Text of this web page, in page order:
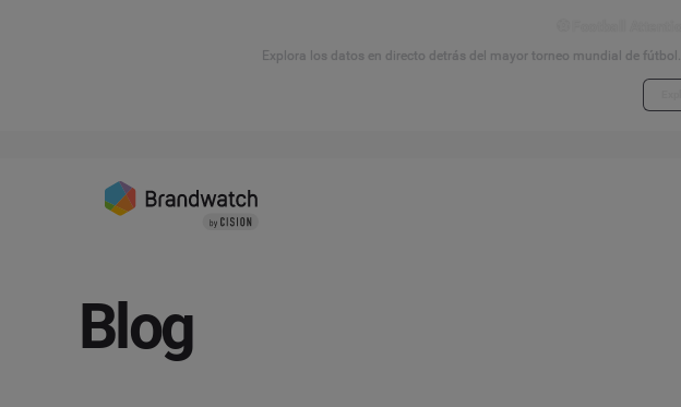
Explora los datos en directo detrás del mayor torneo mundial de fútbol.
Blog